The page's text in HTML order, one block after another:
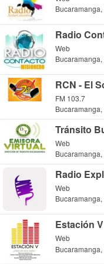
Radio
Web
RCN - El
FM 103.7
Tránsito
Web
Radio
Web
Estación V
Web